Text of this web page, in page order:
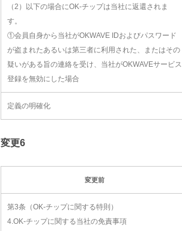
（2）以下の場合にOK-チップは当社に返還されま
す。
①会員自身から当社がOKWAVE IDおよびパスワード
が盗まれたあるいは第三者に利用された、またはその
疑いがある旨の連絡を受け、当社がOKWAVEサービス
登録を無効にした場合
定義の明確化
変更6
変更前
第3条（OK-チップに関する特則）
4.OK-チップに関する当社の免責事項